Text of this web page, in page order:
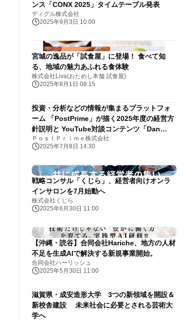
ンス「CONX 2025」タイムテーブル発表
ディグル株式会社
2025年9月3日 10:00
宮城の逸品が「試食屋」に登場！ 食べて知
る、地域の魅力あふれる食体験
株式会社Liva(おためし本舗 試食屋)
2025年8月1日 08:15
投資・分析などの情報が集まるプラットフォ
ーム 「PostPrime」が描く2025年度の経営方
針説明と YouTube対談コンテンツ「Dan
Talk」初の公開収録を7/12に開催
ＰｏｓｔＰｒｉｍｅ株式会社
2025年7月8日 14:30
戦略コンサル「くじら」、経営者向けオンラ
インサロンを7月始動へ
株式会社くじら
2025年6月30日 11:00
【沖縄・読谷】合同会社Hariche、地方の人材
不足を生成AIで解決する新規事業開始。
合同会社ハーリッシュ
2025年5月30日 11:00
滋賀県・成安造形大学 3つの新領域を開設＆
新校舎建設 未来社会に必要とされる芸術大
学へ